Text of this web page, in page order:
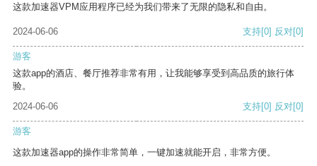
这款加速器VPM应用程序已经为我们带来了无限的隐私和自由。
2024-06-06 支持[0] 反对[0]
游客
这款app的酒店、餐厅推荐非常有用，让我能够享受到高品质的旅行体
验。
2024-06-06
支持[0] 反对[0]
游客
这款加速器app的操作非常简单，一键加速就能开启，非常方便。